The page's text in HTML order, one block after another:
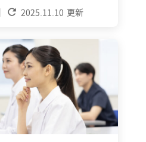
2025.11.10 更新